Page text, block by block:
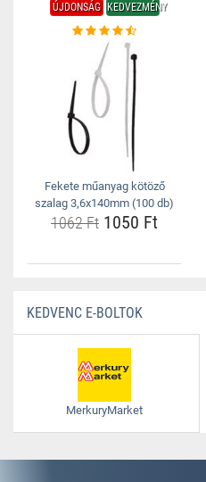
ÚJDONSÁG KEDVEZMÉNY
Fekete műanyag kötöző
szalag 3,6x140mm (100 db)
1062 Ft 1050 Ft
KEDVENC E-BOLTOK
MerkuryMarket